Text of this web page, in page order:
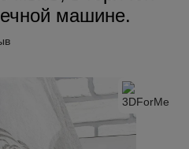
машине.